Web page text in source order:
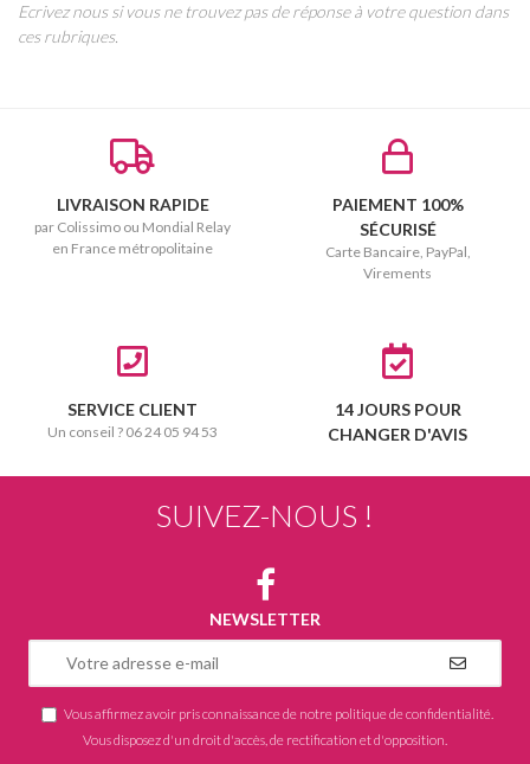
Ecrivez nous si vous ne trouvez pas de réponse à votre question dans
ces rubriques.
LIVRAISON RAPIDE
par Colissimo ou Mondial Relay
en France métropolitaine
PAIEMENT 100%
SÉCURISÉ
Carte Bancaire, PayPal,
Virements
SERVICE CLIENT
Un conseil ? 06 24 05 94 53
14 JOURS POUR
CHANGER D'AVIS
SUIVEZ-NOUS !
NEWSLETTER
Vous affirmez avoir pris connaissance de notre politique de confidentialité
Vous disposez d'un droit d'accès, de rectification et d'opposition.